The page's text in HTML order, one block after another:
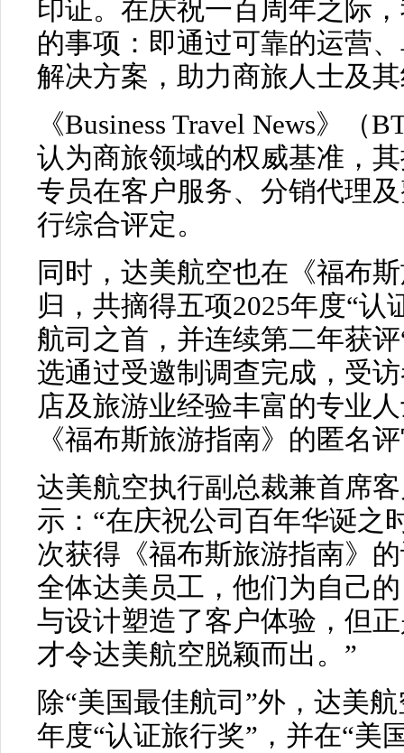
印证。在庆祝一百周年之际
的事项：即通过可靠的运营
解决方案，助力商旅人士及
《Business Travel News》
认为商旅领域的权威基准，
专员在客户服务、分销代理
行综合评定。
同时，达美航空也在《福布
归，共摘得五项2025年度“认
航司之首，并连续第二年获
选通过受邀制调查完成，受
店及旅游业经验丰富的专业
《福布斯旅游指南》的匿名
达美航空执行副总裁兼首席
示：“在庆祝公司百年华诞之
次获得《福布斯旅游指南》
全体达美员工，他们为自己
与设计塑造了客户体验，但
才令达美航空脱颖而出。”
除“美国最佳航司”外，达美
年度“认证旅行奖”，并在“美